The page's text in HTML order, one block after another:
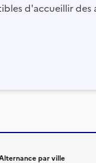
d'accueillir des
par ville